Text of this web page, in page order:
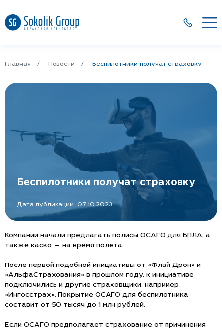
Главная Новости Беспилотники получат страховку
Беспилотники получат страховку
Дата публикации: 07.10.2023
Компании начали предлагать полисы ОСАГО для БПЛА, а
также каско — на время полета.
После первой подобной инициативы от «Флай Дрон» и
«АльфаСтрахования» в прошлом году, к инициативе
подключились и другие страховщики, например
«Ингосстрах». Покрытие ОСАГО для беспилотника
составит от 50 тысяч до 1 млн рублей.
Если ОСАГО предполагает страхование от причинения